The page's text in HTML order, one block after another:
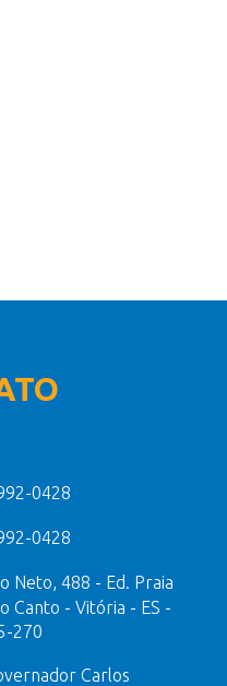
0428
0428
Neto, 488 - Ed. Praia
Canto - Vitória - ES -
270
Carlos